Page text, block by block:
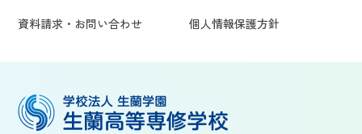
資料請求・お問い合わせ
個人情報保護方針